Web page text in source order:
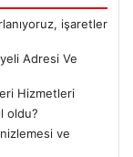
işaretler
Adresi Ve
Hizmetleri
oldu?
ve